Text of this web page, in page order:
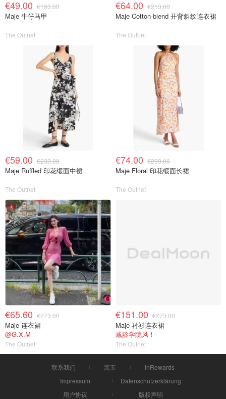
€49.00 €193.00
Maje 牛仔马甲
The Outnet
€64.00 €213.00
Maje Cotton-blend 开背斜纹连衣裙
The Outnet
€59.00 €233.00
Maje Ruffled 印花缎面中裙
The Outnet
€74.00 €293.00
Maje Floral 印花缎面长裙
The Outnet
€65.60 €273.00
Maje 连衣裙
@G.X.M
The Outnet
€151.00 €273.00
Maje 衬衫连衣裙
减龄学院风！
The Outnet
联系我们 黑五
InRewards
Impressum
Datenschutzerklärung
用户协议
版权声明